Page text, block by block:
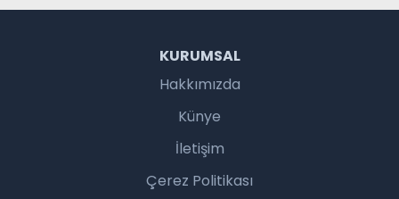
KURUMSAL
Hakkımızda
Künye
İletişim
Çerez Politikası